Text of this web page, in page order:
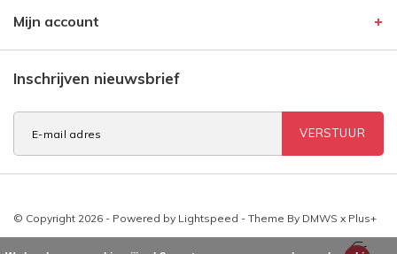
Mijn account
Inschrijven nieuwsbrief
VERSTUUR
© Copyright 2026 - Powered by Lightspeed - Theme By DMWS x Plus+